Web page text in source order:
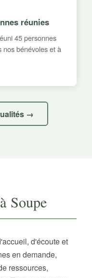
réunies
45 personnes
nos bénévoles et à
→
Soupe
d'écoute et
en demande,
ressources,